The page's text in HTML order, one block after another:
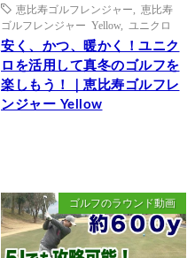
恵比寿ゴルフレンジャー
恵比寿
ゴルフレンジャー Yellow, ユニクロ
安く、かつ、暖かく！ユニク
ロを活用して真冬のゴルフを
楽しもう！｜恵比寿ゴルフレ
ンジャー Yellow
ゴルフのラウンド動画